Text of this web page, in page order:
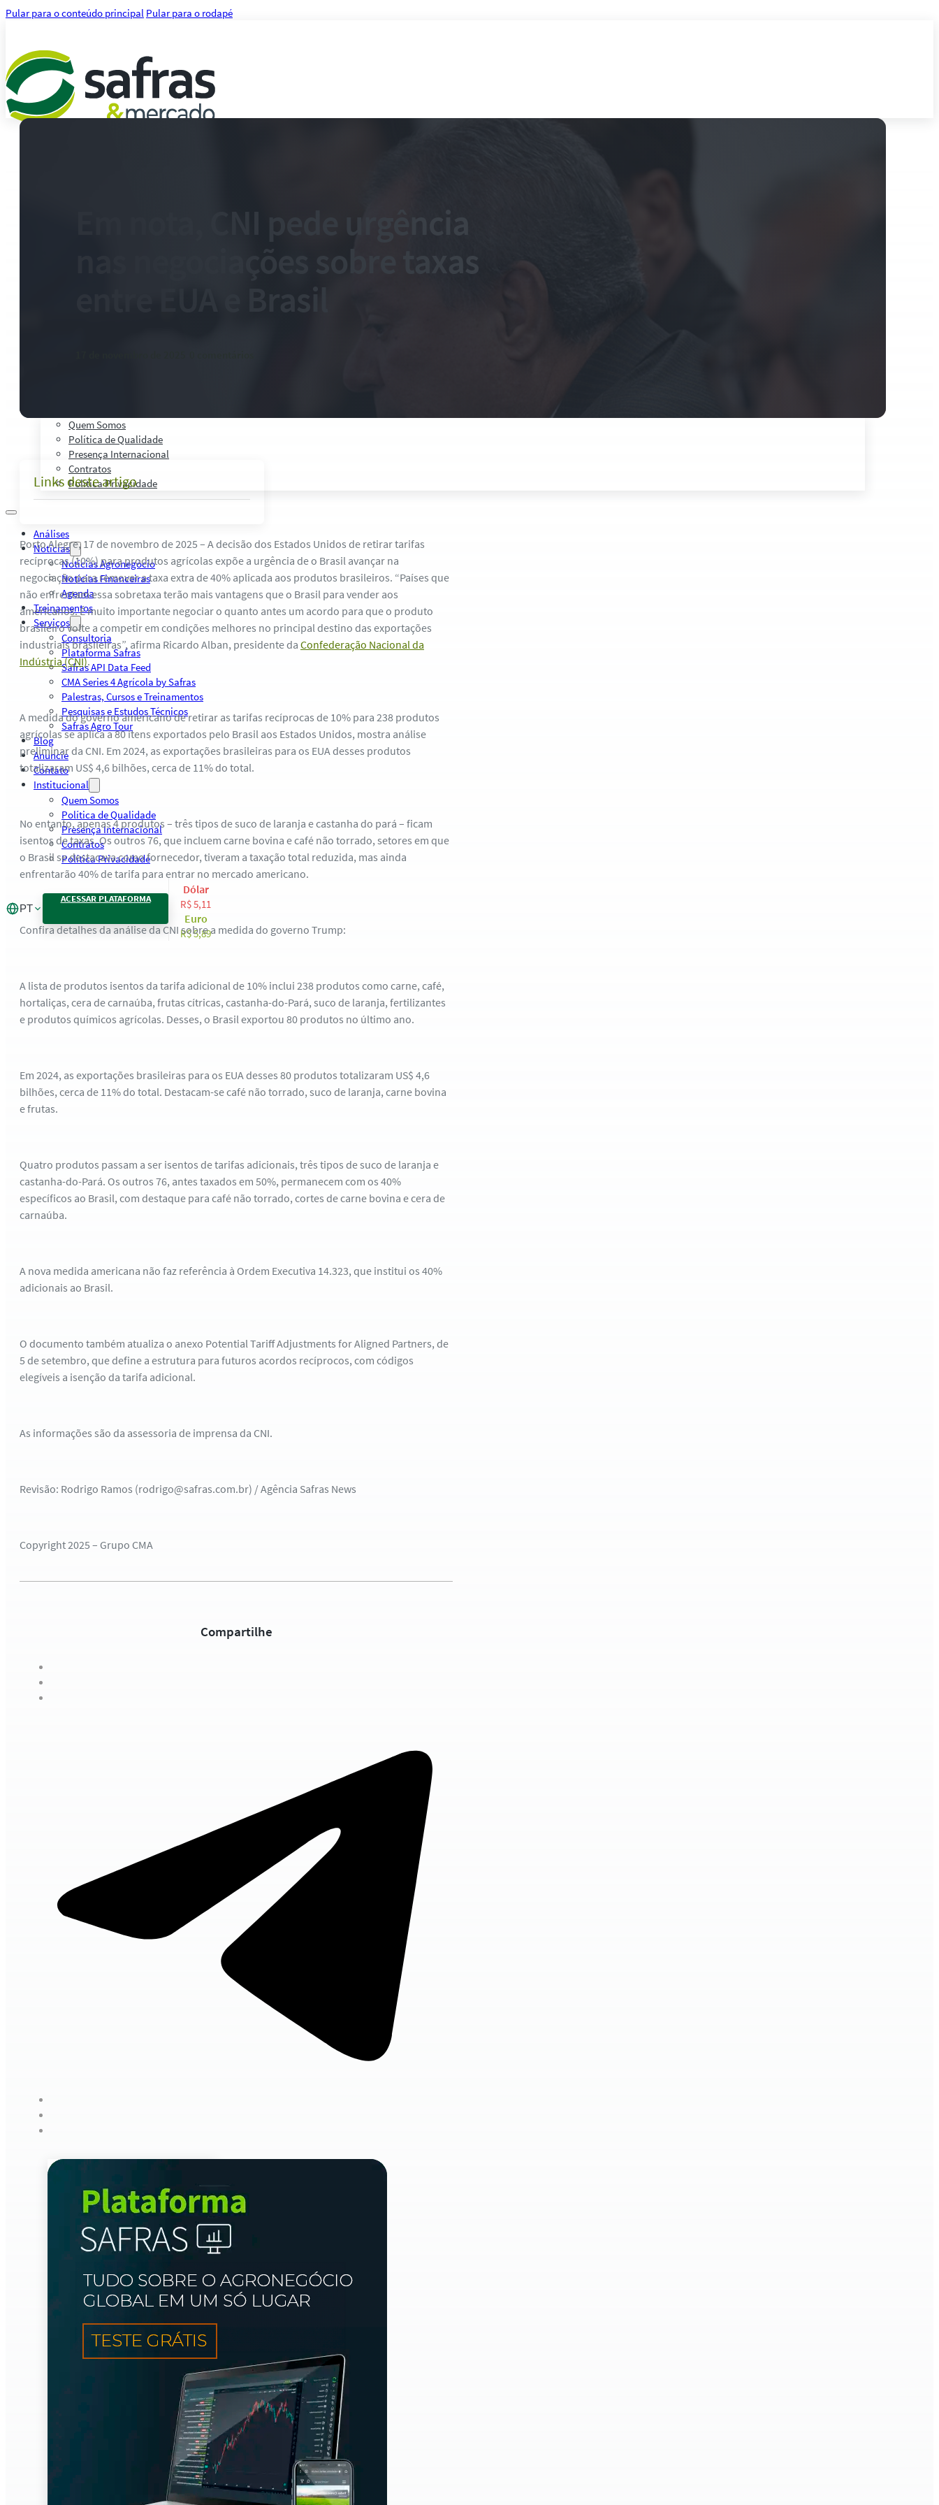
Pular para o conteúdo principal Pular para o rodapé
Quem Somos
Política de Qualidade
Presença Internacional
Contratos
Política Privacidade
Análises
Notícias
Notícias Agronegócio
Notícias Financeiras
Agenda
Treinamentos
Serviços
Consultoria
Plataforma Safras
Safras API Data Feed
CMA Series 4 Agrícola by Safras
Palestras, Cursos e Treinamentos
Pesquisas e Estudos Técnicos
Safras Agro Tour
Blog
Anuncie
Contato
Institucional
Quem Somos
Política de Qualidade
Presença Internacional
Contratos
Política Privacidade
PT
ACESSAR PLATAFORMA
Dólar
R$ 5,11
Euro
R$ 5,89
nas negociações sobre taxas
Links deste artigo
Porto Alegre, 17 de novembro de 2025 – A decisão dos Estados Unidos de retirar tarifas
recíprocas (10%) para produtos agrícolas expõe a urgência de o Brasil avançar na
negociação para remover a taxa extra de 40% aplicada aos produtos brasileiros. “Países que
não enfrentam essa sobretaxa terão mais vantagens que o Brasil para vender aos
americanos. É muito importante negociar o quanto antes um acordo para que o produto
brasileiro volte a competir em condições melhores no principal destino das exportações
industriais brasileiras”, afirma Ricardo Alban, presidente da Confederação Nacional da
Indústria (CNI).
A medida do governo americano de retirar as tarifas recíprocas de 10% para 238 produtos
agrícolas se aplica a 80 itens exportados pelo Brasil aos Estados Unidos, mostra análise
preliminar da CNI. Em 2024, as exportações brasileiras para os EUA desses produtos
totalizaram US$ 4,6 bilhões, cerca de 11% do total.
No entanto, apenas 4 produtos – três tipos de suco de laranja e castanha do pará – ficam
isentos de taxas. Os outros 76, que incluem carne bovina e café não torrado, setores em que
o Brasil se destacava como fornecedor, tiveram a taxação total reduzida, mas ainda
enfrentarão 40% de tarifa para entrar no mercado americano.
Confira detalhes da análise da CNI sobre a medida do governo Trump:
A lista de produtos isentos da tarifa adicional de 10% inclui 238 produtos como carne, café,
hortaliças, cera de carnaúba, frutas cítricas, castanha-do-Pará, suco de laranja, fertilizantes
e produtos químicos agrícolas. Desses, o Brasil exportou 80 produtos no último ano.
Em 2024, as exportações brasileiras para os EUA desses 80 produtos totalizaram US$ 4,6
bilhões, cerca de 11% do total. Destacam-se café não torrado, suco de laranja, carne bovina
e frutas.
Quatro produtos passam a ser isentos de tarifas adicionais, três tipos de suco de laranja e
castanha-do-Pará. Os outros 76, antes taxados em 50%, permanecem com os 40%
específicos ao Brasil, com destaque para café não torrado, cortes de carne bovina e cera de
carnaúba.
A nova medida americana não faz referência à Ordem Executiva 14.323, que institui os 40%
adicionais ao Brasil.
O documento também atualiza o anexo Potential Tariff Adjustments for Aligned Partners, de
5 de setembro, que define a estrutura para futuros acordos recíprocos, com códigos
elegíveis a isenção da tarifa adicional.
As informações são da assessoria de imprensa da CNI.
Revisão: Rodrigo Ramos (rodrigo@safras.com.br) / Agência Safras News
Copyright 2025 – Grupo CMA
Compartilhe